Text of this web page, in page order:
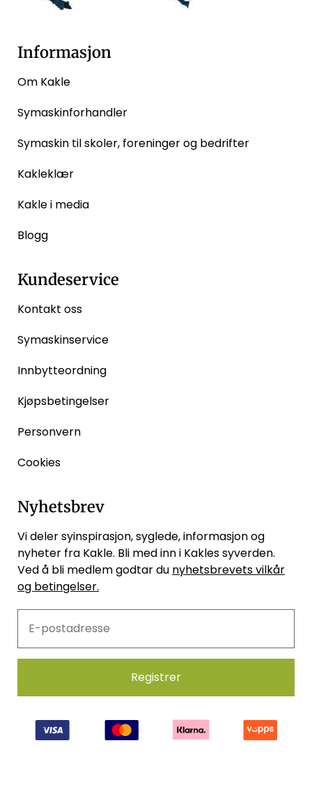
Informasjon
Om Kakle
Symaskinforhandler
Symaskin til skoler, foreninger og bedrifter
Kakleklær
Kakle i media
Blogg
Kundeservice
Kontakt oss
Symaskinservice
Innbytteordning
Kjøpsbetingelser
Personvern
Cookies
Nyhetsbrev
Vi deler syinspirasjon, syglede, informasjon og
nyheter fra Kakle. Bli med inn i Kakles syverden.
Ved å bli medlem godtar du nyhetsbrevets vilkår
og betingelser.